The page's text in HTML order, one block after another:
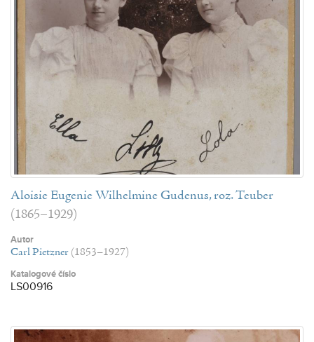
Aloisie Eugenie Wilhelmine Gudenus, roz. Teuber
(1865–1929)
Autor
Carl Pietzner (1853–1927)
Katalogové číslo
LS00916